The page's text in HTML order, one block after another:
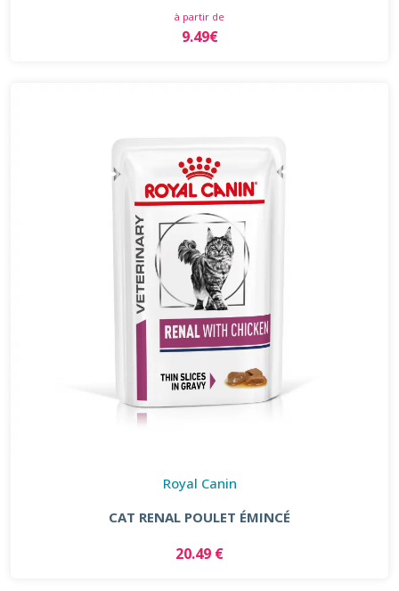
à partir de
9.49€
Royal Canin
CAT RENAL POULET ÉMINCÉ
20.49 €